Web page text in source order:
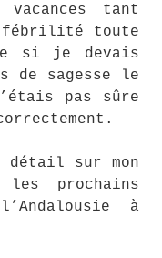
vacances tant
fébrilité toute
si je devais
de sagesse le
pas sûre
détail sur mon
les prochains
à